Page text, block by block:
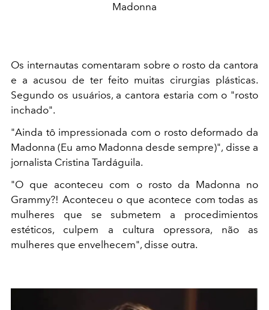
Madonna
Os internautas comentaram sobre o rosto da cantora
e a acusou de ter feito muitas cirurgias plásticas.
Segundo os usuários, a cantora estaria com o "rosto
inchado".
"Ainda tô impressionada com o rosto deformado da
Madonna (Eu amo Madonna desde sempre)", disse a
jornalista Cristina Tardáguila.
"O que aconteceu com o rosto da Madonna no
Grammy?! Aconteceu o que acontece com todas as
mulheres que se submetem a procedimientos
estéticos, culpem a cultura opressora, não as
mulheres que envelhecem", disse outra.